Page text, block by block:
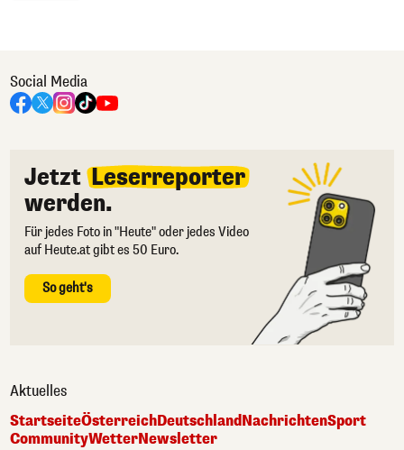
Social Media
Jetzt Leserreporter
werden.
Für jedes Foto in "Heute" oder jedes Video
auf Heute.at gibt es 50 Euro.
So geht's
Aktuelles
StartseiteÖsterreichDeutschlandNachrichtenSport
CommunityWetterNewsletter